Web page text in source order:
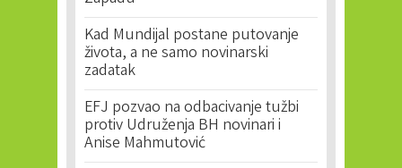
Kad Mundijal postane putovanje
života, a ne samo novinarski
zadatak
EFJ pozvao na odbacivanje tužbi
protiv Udruženja BH novinari i
Anise Mahmutović